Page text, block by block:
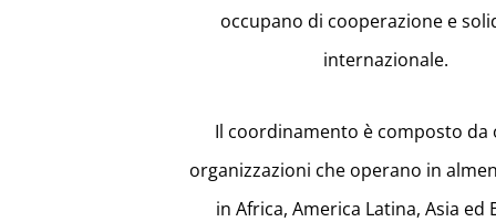
occupano di cooperazione e
internazionale.
Il coordinamento è composto da
organizzazioni che operano in
in Africa, America Latina, Asia ed